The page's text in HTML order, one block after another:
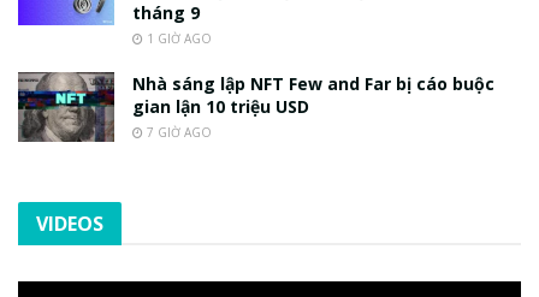
tháng 9
1 GIỜ AGO
Nhà sáng lập NFT Few and Far bị cáo buộc
gian lận 10 triệu USD
7 GIỜ AGO
VIDEOS